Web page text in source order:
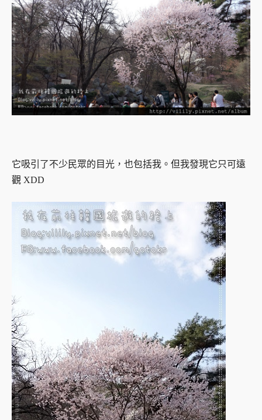
它吸引了不少民眾的目光，也包括我。 但我發現它只可遠
觀 XDD